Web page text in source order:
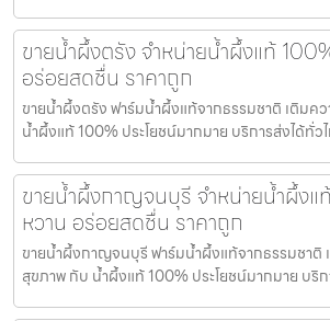
ขายน้ำผึ้งตรัง จำหน่ายน้ำผึ้งแท้
อร่อยสดชื่น ราคาถูก
ขายน้ำผึ้งตรัง ฟาร์มน้ำผึ้งแท้จากธรรมชาติ เติมค
น้ำผึ้งแท้ 100% ประโยชน์มากมาย บริการส่งได้ทั่ว
ขายน้ำผึ้งกาญจนบุรี จำหน่ายน้ำผึ้ง
หวาน อร่อยสดชื่น ราคาถูก
ขายน้ำผึ้งกาญจนบุรี ฟาร์มน้ำผึ้งแท้จากธรรมชาติ
สุขภาพ กับ น้ำผึ้งแท้ 100% ประโยชน์มากมาย บริ